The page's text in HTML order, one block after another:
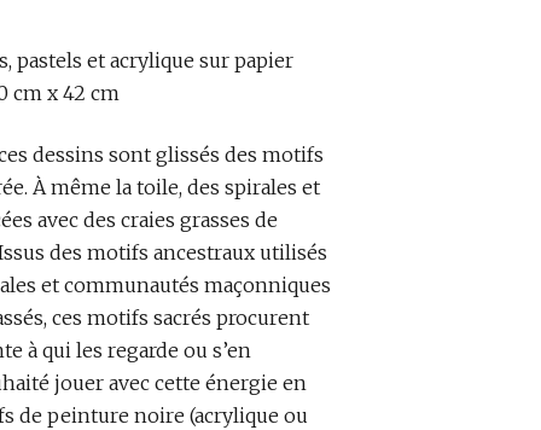
pastels et acrylique sur papier
cm x 42 cm
dessins sont glissés des motifs
À même la toile, des spirales et
avec des craies grasses de
des motifs ancestraux utilisés
et communautés maçonniques
ces motifs sacrés procurent
à qui les regarde ou s’en
jouer avec cette énergie en
de peinture noire (acrylique ou